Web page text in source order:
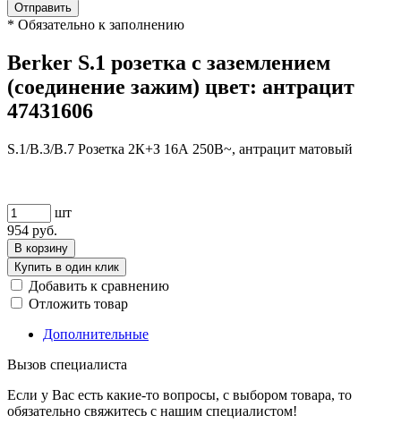
Отправить
* Обязательно к заполнению
Berker S.1 розетка с заземлением
(соединение зажим) цвет: антрацит
47431606
S.1/B.3/B.7 Розетка 2К+З 16А 250В~, антрацит матовый
шт
954 руб.
В корзину
Купить в один клик
Добавить к сравнению
Отложить товар
Дополнительные
Вызов специалиста
Если у Вас есть какие-то вопросы, с выбором товара, то
обязательно свяжитесь с нашим специалистом!